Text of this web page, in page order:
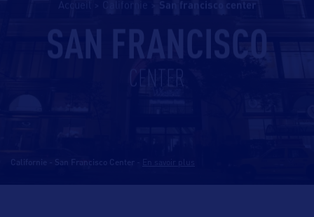
Accueil Californie san francisco center
SAN FRANCISCO
CENTER
Californie - San Francisco Center